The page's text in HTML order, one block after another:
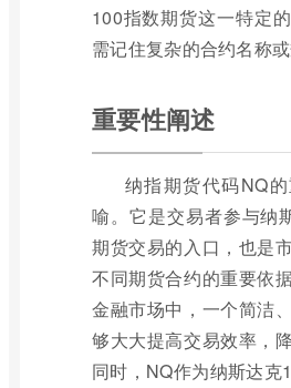
100指数期货这一特定
需记住复杂的合约名称或
重要性阐述
纳指期货代码NQ
喻。它是交易者参与纳
期货交易的入口，也是
不同期货合约的重要依
金融市场中，一个简洁
够大大提高交易效率，
同时，NQ作为纳斯达克